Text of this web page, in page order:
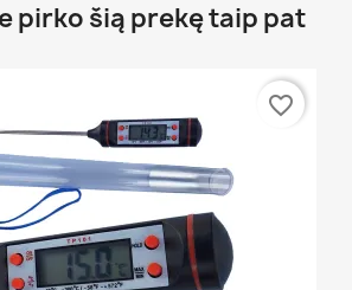
pirko šią prekę taip pat
favorite_border